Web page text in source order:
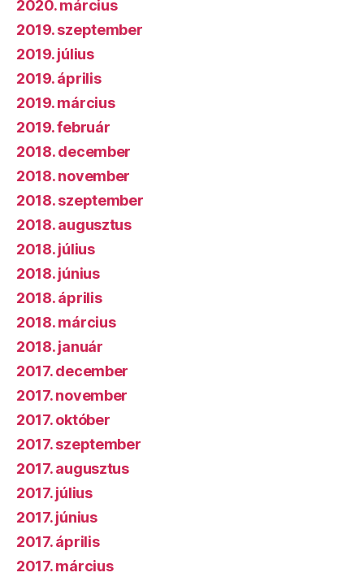
2020. március
2019. szeptember
2019. július
2019. április
2019. március
2019. február
2018. december
2018. november
2018. szeptember
2018. augusztus
2018. július
2018. június
2018. április
2018. március
2018. január
2017. december
2017. november
2017. október
2017. szeptember
2017. augusztus
2017. július
2017. június
2017. április
2017. március